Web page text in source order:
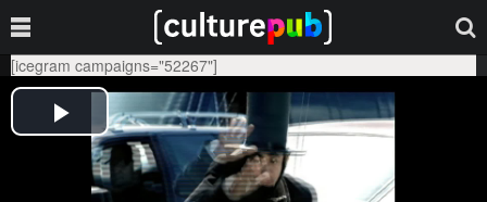
[icegram campaigns="52267"]